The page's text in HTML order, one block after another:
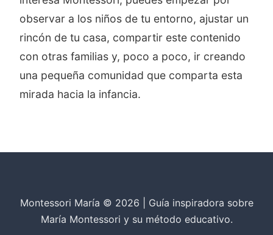
observar a los niños de tu entorno, ajustar un
rincón de tu casa, compartir este contenido
con otras familias y, poco a poco, ir creando
una pequeña comunidad que comparta esta
mirada hacia la infancia.
Montessori María © 2026 | Guía inspiradora sobre
María Montessori y su método educativo.